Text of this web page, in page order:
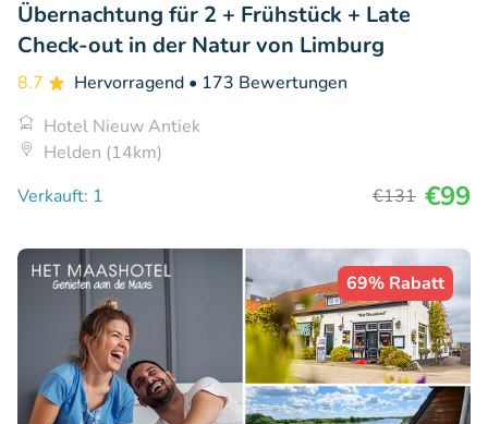
Übernachtung für 2 + Frühstück + Late
Check-out in der Natur von Limburg
8.7 Hervorragend • 173 Bewertungen
Hotel Nieuw Antiek
Helden (14km)
Verkauft: 1
€131 €99
69% Rabatt